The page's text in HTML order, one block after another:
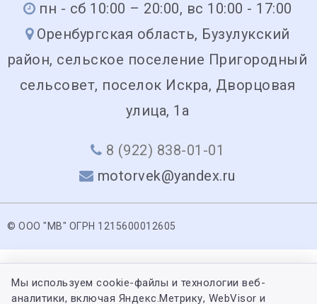
пн - сб 10:00 – 20:00, вс 10:00 - 17:00
Оренбургская область, Бузулукский
район, сельское поселение Пригородный
сельсовет, поселок Искра, Дворцовая
улица, 1а
8 (922) 838-01-01
motorvek@yandex.ru
© ООО "МВ" ОГРН 1215600012605
Мы используем cookie-файлы и технологии веб-
аналитики, включая Яндекс.Метрику, WebVisor и